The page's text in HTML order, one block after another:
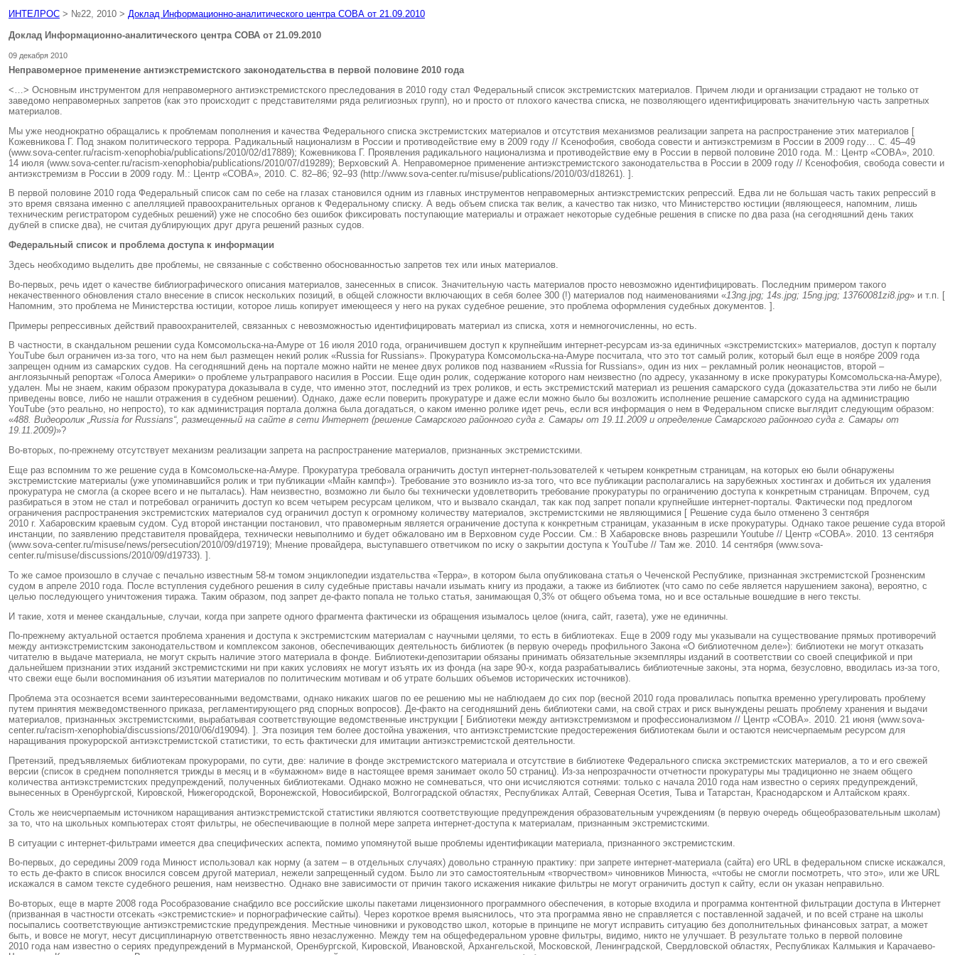
ИНТЕЛРОС > №22, 2010 > Доклад Информационно-аналитического центра СОВА от 21.09.2010
Доклад Информационно-аналитического центра СОВА от 21.09.2010
09 декабря 2010
Неправомерное применение антиэкстремистского законодательства в первой половине 2010 года
<…> Основным инструментом для неправомерного антиэкстремистского преследования в 2010 году стал Федеральный список экстремистских материалов. Причем люди и организации страдают не только от
заведомо неправомерных запретов (как это происходит с представителями ряда религиозных групп), но и просто от плохого качества списка, не позволяющего идентифицировать значительную часть запретных
материалов.
Мы уже неоднократно обращались к проблемам пополнения и качества Федерального списка экстремистских материалов и отсутствия механизмов реализации запрета на распространение этих материалов [
Кожевникова Г. Под знаком политического террора. Радикальный национализм в России и противодействие ему в 2009 году // Ксенофобия, свобода совести и антиэкстремизм в России в 2009 году… С. 45–49
(www.sova-center.ru/racism-xenophobia/publications/2010/02/d17889); Кожевникова Г. Проявления радикального национализма и противодействие ему в России в первой половине 2010 года. М.: Центр «СОВА», 2010.
14 июля (www.sova-center.ru/racism-xenophobia/publications/2010/07/d19289); Верховский А. Неправомерное применение антиэкстремистского законодательства в России в 2009 году // Ксенофобия, свобода совести и
антиэкстремизм в России в 2009 году. М.: Центр «СОВА», 2010. С. 82–86; 92–93 (http://www.sova-center.ru/misuse/publications/2010/03/d18261). ]
В первой половине 2010 года Федеральный список сам по себе на глазах становился одним из главных инструментов неправомерных антиэкстремистских репрессий. Едва ли не большая часть таких репрессий в
это время связана именно с апелляцией правоохранительных органов к Федеральному списку. А ведь объем списка так велик, а качество так низко, что Министерство юстиции (являющееся, напомним, лишь
техническим регистратором судебных решений) уже не способно без ошибок фиксировать поступающие материалы и отражает некоторые судебные решения в списке по два раза (на сегодняшний день таких
дублей в списке два), не считая дублирующих друг друга решений разных судов.
Федеральный список и проблема доступа к информации
Здесь необходимо выделить две проблемы, не связанные с собственно обоснованностью запретов тех или иных материалов.
Во-первых, речь идет о качестве библиографического описания материалов, занесенных в список. Значительную часть материалов просто невозможно идентифицировать. Последним примером такого
некачественного обновления стало внесение в список нескольких позиций, в общей сложности включающих в себя более 300 (!) материалов под наименованиями «13ng.jpg; 14s.jpg; 15ng.jpg; 13760081zi8.jpg» и т.п.
[
Напомним, это проблема не Министерства юстиции, которое лишь копирует имеющееся у него на руках судебное решение, это проблема оформления судебных документов. ]
Примеры репрессивных действий правоохранителей, связанных с невозможностью идентифицировать материал из списка, хотя и немногочисленны, но есть.
В частности, в скандальном решении суда Комсомольска-на-Амуре от 16 июля 2010 года, ограничившем доступ к крупнейшим интернет-ресурсам из-за единичных «экстремистских» материалов, доступ к порталу
YouTube был ограничен из-за того, что на нем был размещен некий ролик «Russia for Russians». Прокуратура Комсомольска-на-Амуре посчитала, что это тот самый ролик, который был еще в ноябре 2009 года
запрещен одним из самарских судов. На сегодняшний день на портале можно найти не менее двух роликов под названием «Russia for Russians», один из них – рекламный ролик неонацистов, второй –
англоязычный репортаж «Голоса Америки» о проблеме ультраправого насилия в России. Еще один ролик, содержание которого нам неизвестно (по адресу, указанному в иске прокуратуры Комсомольска-на-Амуре),
удален. Мы не знаем, каким образом прокуратура доказывала в суде, что именно этот, последний из трех роликов, и есть экстремистский материал из решения самарского суда (доказательства эти либо не были
приведены вовсе, либо не нашли отражения в судебном решении). Однако, даже если поверить прокуратуре и даже если можно было бы возложить исполнение решение самарского суда на администрацию
YouTube (это реально, но непросто), то как администрация портала должна была догадаться, о каком именно ролике идет речь, если вся информация о нем в Федеральном списке выглядит следующим образом:
«488. Видеоролик „Russia for Russians“, размещенный на сайте в сети Интернет (решение Самарского районного суда г. Самары от 19.11.2009 и определение Самарского районного суда г. Самары от
19.11.2009)»?
Во-вторых, по-прежнему отсутствует механизм реализации запрета на распространение материалов, признанных экстремистскими.
Еще раз вспомним то же решение суда в Комсомольске-на-Амуре. Прокуратура требовала ограничить доступ интернет-пользователей к четырем конкретным страницам, на которых ею были обнаружены
экстремистские материалы (уже упоминавшийся ролик и три публикации «Майн кампф»). Требование это возникло из-за того, что все публикации располагались на зарубежных хостингах и добиться их удаления
прокуратура не смогла (а скорее всего и не пыталась). Нам неизвестно, возможно ли было бы технически удовлетворить требование прокуратуры по ограничению доступа к конкретным страницам. Впрочем, суд
разбираться в этом не стал и потребовал ограничить доступ ко всем четырем ресурсам целиком, что и вызвало скандал, так как под запрет попали крупнейшие интернет-порталы. Фактически под предлогом
ограничения распространения экстремистских материалов суд ограничил доступ к огромному количеству материалов, экстремистскими не являющимися [ Решение суда было отменено 3 сентября
2010 г. Хабаровским краевым судом. Суд второй инстанции постановил, что правомерным является ограничение доступа к конкретным страницам, указанным в иске прокуратуры. Однако такое решение суда второй
инстанции, по заявлению представителя провайдера, технически невыполнимо и будет обжаловано им в Верховном суде России. См.: В Хабаровске вновь разрешили Youtube // Центр «СОВА». 2010. 13 сентября
(www.sova-center.ru/misuse/news/persecution/2010/09/d19719); Мнение провайдера, выступавшего ответчиком по иску о закрытии доступа к YouTube // Там же. 2010. 14 сентября (www.sova-
center.ru/misuse/discussions/2010/09/d19733). ]
То же самое произошло в случае с печально известным 58-м томом энциклопедии издательства «Терра», в котором была опубликована статья о Чеченской Республике, признанная экстремистской Грозненским
судом в апреле 2010 года. После вступления судебного решения в силу судебные приставы начали изымать книгу из продажи, а также из библиотек (что само по себе является нарушением закона), вероятно, с
целью последующего уничтожения тиража. Таким образом, под запрет де-факто попала не только статья, занимающая 0,3% от общего объема тома, но и все остальные вошедшие в него тексты.
И такие, хотя и менее скандальные, случаи, когда при запрете одного фрагмента фактически из обращения изымалось целое (книга, сайт, газета), уже не единичны.
По-прежнему актуальной остается проблема хранения и доступа к экстремистским материалам с научными целями, то есть в библиотеках. Еще в 2009 году мы указывали на существование прямых противоречий
между антиэкстремистским законодательством и комплексом законов, обеспечивающих деятельность библиотек (в первую очередь профильного Закона «О библиотечном деле»): библиотеки не могут отказать
читателю в выдаче материала, не могут скрыть наличие этого материала в фонде. Библиотеки-депозитарии обязаны принимать обязательные экземпляры изданий в соответствии со своей спецификой и при
дальнейшем признании этих изданий экстремистскими ни при каких условиях не могут изъять их из фонда (на заре 90-х, когда разрабатывались библиотечные законы, эта норма, безусловно, вводилась из-за того,
что свежи еще были воспоминания об изъятии материалов по политическим мотивам и об утрате больших объемов исторических источников).
Проблема эта осознается всеми заинтересованными ведомствами, однако никаких шагов по ее решению мы не наблюдаем до сих пор (весной 2010 года провалилась попытка временно урегулировать проблему
путем принятия межведомственного приказа, регламентирующего ряд спорных вопросов). Де-факто на сегодняшний день библиотеки сами, на свой страх и риск вынуждены решать проблему хранения и выдачи
материалов, признанных экстремистскими, вырабатывая соответствующие ведомственные инструкции [ Библиотеки между антиэкстремизмом и профессионализмом // Центр «СОВА». 2010. 21 июня (www.sova-
center.ru/racism-xenophobia/discussions/2010/06/d19094). ] . Эта позиция тем более достойна уважения, что антиэкстремистские предостережения библиотекам были и остаются неисчерпаемым ресурсом для
наращивания прокурорской антиэкстремистской статистики, то есть фактически для имитации антиэкстремистской деятельности.
Претензий, предъявляемых библиотекам прокурорами, по сути, две: наличие в фонде экстремистского материала и отсутствие в библиотеке Федерального списка экстремистских материалов, а то и его свежей
версии (список в среднем пополняется трижды в месяц и в «бумажном» виде в настоящее время занимает около 50 страниц). Из-за непрозрачности отчетности прокуратуры мы традиционно не знаем общего
количества антиэкстремистских предупреждений, полученных библиотеками. Однако можно не сомневаться, что они исчисляются сотнями: только с начала 2010 года нам известно о сериях предупреждений,
вынесенных в Оренбургской, Кировской, Нижегородской, Воронежской, Новосибирской, Волгоградской областях, Республиках Алтай, Северная Осетия, Тыва и Татарстан, Краснодарском и Алтайском краях.
Столь же неисчерпаемым источником наращивания антиэкстремистской статистики являются соответствующие предупреждения образовательным учреждениям (в первую очередь общеобразовательным школам)
за то, что на школьных компьютерах стоят фильтры, не обеспечивающие в полной мере запрета интернет-доступа к материалам, признанным экстремистскими.
В ситуации с интернет-фильтрами имеется два специфических аспекта, помимо упомянутой выше проблемы идентификации материала, признанного экстремистским.
Во-первых, до середины 2009 года Минюст использовал как норму (а затем – в отдельных случаях) довольно странную практику: при запрете интернет-материала (сайта) его URL в федеральном списке искажался,
то есть де-факто в список вносился совсем другой материал, нежели запрещенный судом. Было ли это самостоятельным «творчеством» чиновников Минюста, «чтобы не смогли посмотреть, что это», или же URL
искажался в самом тексте судебного решения, нам неизвестно. Однако вне зависимости от причин такого искажения никакие фильтры не могут ограничить доступ к сайту, если он указан неправильно.
Во-вторых, еще в марте 2008 года Рособразование снабдило все российские школы пакетами лицензионного программного обеспечения, в которые входила и программа контентной фильтрации доступа в Интернет
(призванная в частности отсекать «экстремистские» и порнографические сайты). Через короткое время выяснилось, что эта программа явно не справляется с поставленной задачей, и по всей стране на школы
посыпались соответствующие антиэкстремистские предупреждения. Местные чиновники и руководство школ, которые в принципе не могут исправить ситуацию без дополнительных финансовых затрат, а может
быть, и вовсе не могут, несут дисциплинарную ответственность явно незаслуженно. Между тем на общефедеральном уровне фильтры, видимо, никто не улучшает. В результате только в первой половине
2010 года нам известно о сериях предупреждений в Мурманской, Оренбургской, Кировской, Ивановской, Архангельской, Московской, Ленинградской, Свердловской областях, Республиках Калмыкия и Карачаево-